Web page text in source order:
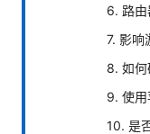
6. 路由
7. 影响
8. 如何
9. 使用
10. 是